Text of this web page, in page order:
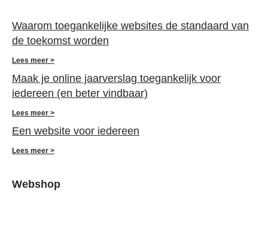
Waarom toegankelijke websites de standaard van
de toekomst worden
Lees meer >
Maak je online jaarverslag toegankelijk voor
iedereen (en beter vindbaar)
Lees meer >
Een website voor iedereen
Lees meer >
Webshop